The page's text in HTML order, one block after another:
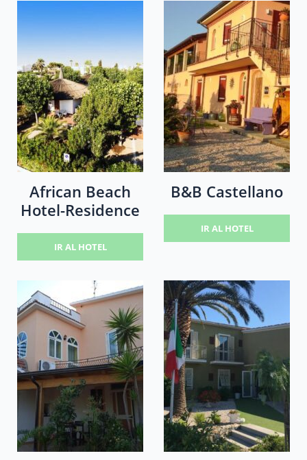
African Beach
Hotel-Residence
IR AL HOTEL
B&B Castellano
IR AL HOTEL